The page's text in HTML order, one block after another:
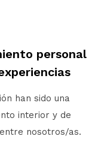
personal
han sido una
interior y de
nosotros/as.